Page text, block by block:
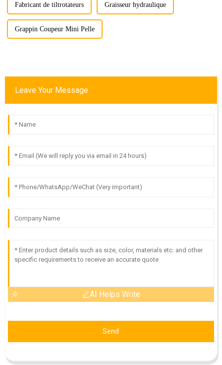
Fabricant de tiltrotateurs Graisseur hydraulique
Grappin Coupeur Mini Pelle
Leave Your Message
AI Helps Write
Send